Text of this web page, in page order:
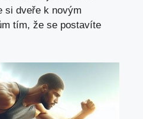
si dveře k novým
tím, že se postavíte